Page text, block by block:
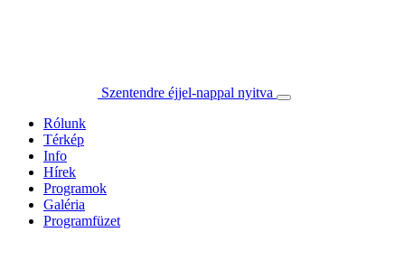
Szentendre éjjel-nappal nyitva
Rólunk
Térkép
Info
Hírek
Programok
Galéria
Programfüzet